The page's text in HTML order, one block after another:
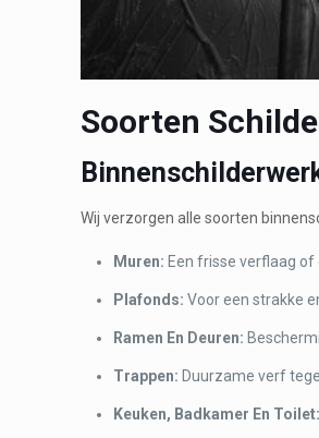
Soorten
Wij verzorgen alle soorten
Muren: Een frisse verflaag of
Plafonds: Voor een strakke
Ramen En Deuren:
Trappen: Duurzame verf
Keuken, Badkamer En Toilet: